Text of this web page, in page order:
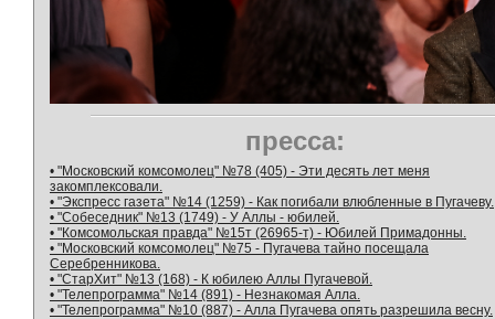
пресса:
• "Московский комсомолец" №78 (405) - Эти десять лет меня
закомплексовали.
• "Экспресс газета" №14 (1259) - Как погибали влюбленные в Пугачеву.
• "Собеседник" №13 (1749) - У Аллы - юбилей.
• "Комсомольская правда" №15т (26965-т) - Юбилей Примадонны.
• "Московский комсомолец" №75 - Пугачева тайно посещала
Серебренникова.
• "СтарХит" №13 (168) - К юбилею Аллы Пугачевой.
• "Телепрограмма" №14 (891) - Незнакомая Алла.
• "Телепрограмма" №10 (887) - Алла Пугачева опять разрешила весну.